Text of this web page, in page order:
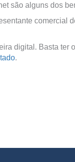
são alguns dos
comercial
digital. Basta ter
.